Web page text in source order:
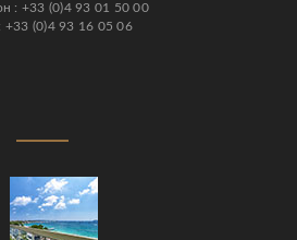
: +33 (0)4 93 01 50 00
+33 (0)4 93 16 05 06